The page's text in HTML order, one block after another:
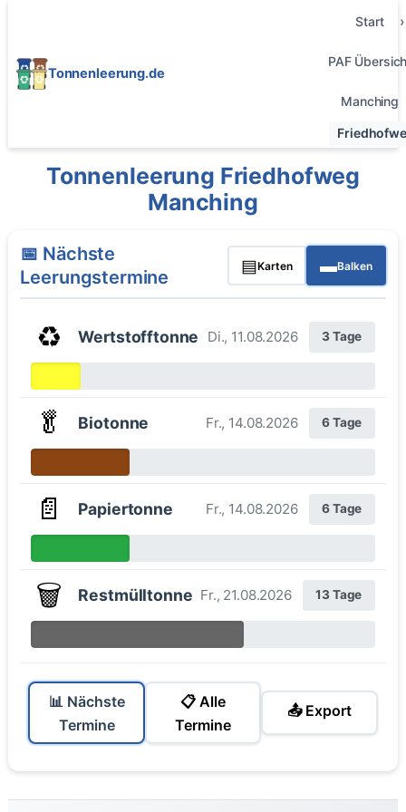
Tonnenleerung.de
Start
PAF
Manching
Tonnenleerung Friedhofweg
Manching
📅 Nächste
Leerungstermine
▤Karten ▬Balken
♻️ Wertstofftonne Di., 11.08.2026 3 Tage
🥬 Biotonne Fr., 14.08.2026 6 Tage
📄 Papiertonne Fr., 14.08.2026 6 Tage
🗑️ Restmülltonne Fr., 21.08.2026 13 Tage
📊 Nächste
Termine
📋 Alle
Termine
📤 Export